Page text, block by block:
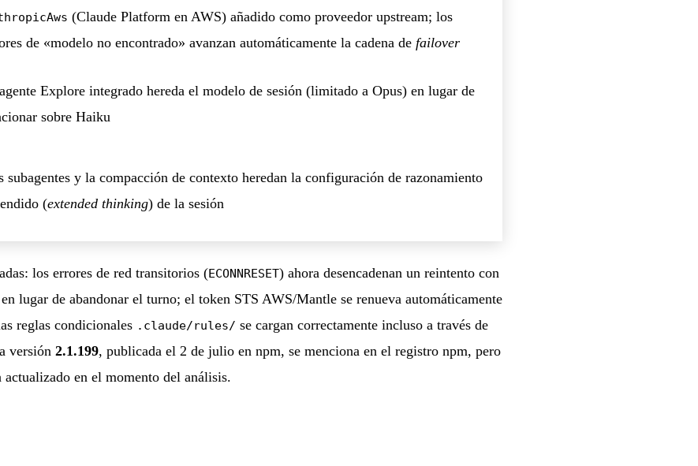
(Claude Platform en AWS) añadido como proveedor upstream; los
de «modelo no encontrado» avanzan automáticamente la cadena de failover
Explore integrado hereda el modelo de sesión (limitado a Opus) en lugar de
sobre Haiku
subagentes y la compacción de contexto heredan la configuración de razonamiento
(extended thinking) de la sesión
los errores de red transitorios (ECONNRESET) ahora desencadenan un reintento con
lugar de abandonar el turno; el token STS AWS/Mantle se renueva automáticamente
reglas condicionales .claude/rules/ se cargan correctamente incluso a través de
versión 2.1.199, publicada el 2 de julio en npm, se menciona en el registro npm, pero
actualizado en el momento del análisis.